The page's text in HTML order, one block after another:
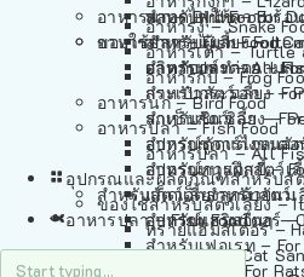
อาหารงู – Snake
อาหารเต่า – Turtle
อาหารกบ – Frog
อาหารนก – Bird Food
อาหารปลา – Fish Food
อาหารปลา – All
อุปกรณและผลิตภัณฑ์สำหรับสั
ของใช้สำหรับสัตว์เลี้ยง –
ทรายแฮมสเตอร์ –
ทรายแมว – Cat
อาหารนก – Bird Food
อาหารปลา – Fish Food
อาหารปลา – All
หลอดไฟให้ความร้อ
ของใช้สำหรับผู้เลี้ยง –
ผลิตภัณฑ์ทำความส
กระเป๋าสัตว์เลี้ยง –
รถเข็นสัตว์เลี้ยง –
อุปกรณ์ตัดแต่งขนสัต
อุปกรณ์การฝึกสัตว์เ
แก็ดเจ็ตสำหรับสัตว์
อุปกรณ์เสริมอื่นๆ –
สำหรับสุนัข – For
สำหรับแมว – For
สำหรับกระต่าย –
สำหรับกระรอก –
สำหรับชินชิล่า –
สำหรับชูการ์ไกลเด
สำหรับหนูแกสบี้ –
สำหรับสัตว์เลี้ยงลูกด้วยนม
สำหรับแฮมสเตอร์ –
สำหรับเฟอเรท –
สำหรับหนู – For
อาหารปลา – Fish Food